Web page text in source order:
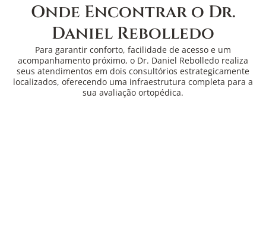
Onde Encontrar o Dr.
Daniel Rebolledo
Para garantir conforto, facilidade de acesso e um
acompanhamento próximo, o Dr. Daniel Rebolledo realiza
seus atendimentos em dois consultórios estrategicamente
localizados, oferecendo uma infraestrutura completa para a
sua avaliação ortopédica.